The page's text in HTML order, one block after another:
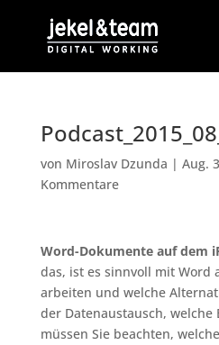
von Miroslav Dzunda | Aug.
Kommentare
Word-Dokumente auf dem
das, ist es sinnvoll mit Word
arbeiten und welche
der Datenaustausch, welche
müssen Sie beachten,